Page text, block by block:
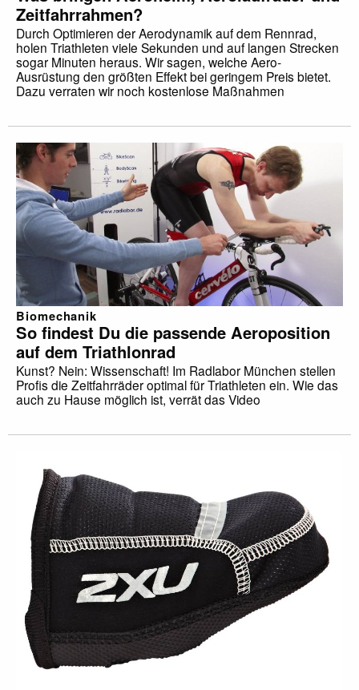
Zeitfahrrahmen?
Durch Optimieren der Aerodynamik auf dem Rennrad,
holen Triathleten viele Sekunden und auf langen Strecken
sogar Minuten heraus. Wir sagen, welche Aero-
Ausrüstung den größten Effekt bei geringem Preis bietet.
Dazu verraten wir noch kostenlose Maßnahmen
Biomechanik
So findest Du die passende Aeroposition
auf dem Triathlonrad
Kunst? Nein: Wissenschaft! Im Radlabor München stellen
Profis die Zeitfahrräder optimal für Triathleten ein. Wie das
auch zu Hause möglich ist, verrät das Video